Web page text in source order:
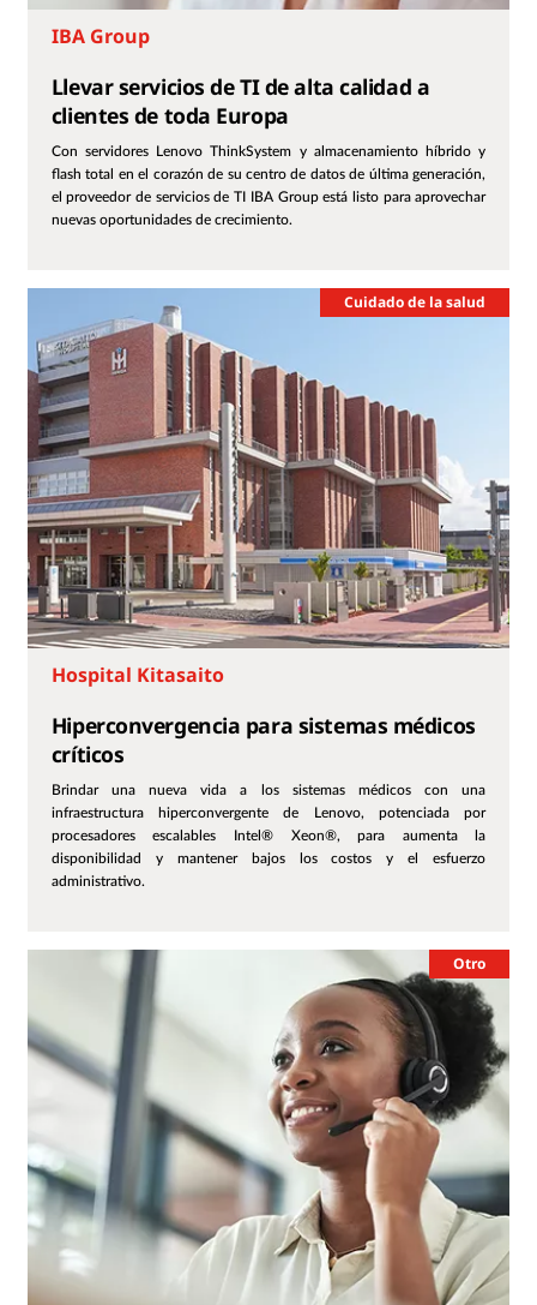
IBA Group
Llevar servicios de TI de alta calidad a
clientes de toda Europa
Con servidores Lenovo ThinkSystem y almacenamiento híbrido y
flash total en el corazón de su centro de datos de última generación,
el proveedor de servicios de TI IBA Group está listo para aprovechar
nuevas oportunidades de crecimiento.
Cuidado de la salud
Hospital Kitasaito
Hiperconvergencia para sistemas médicos
críticos
Brindar una nueva vida a los sistemas médicos con una
infraestructura hiperconvergente de Lenovo, potenciada por
procesadores escalables Intel® Xeon®, para aumenta la
disponibilidad y mantener bajos los costos y el esfuerzo
administrativo.
Otro